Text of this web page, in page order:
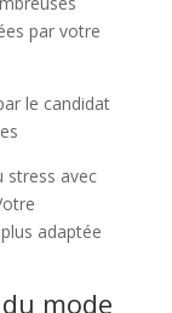
par votre
le candidat
stress avec
adaptée
mode